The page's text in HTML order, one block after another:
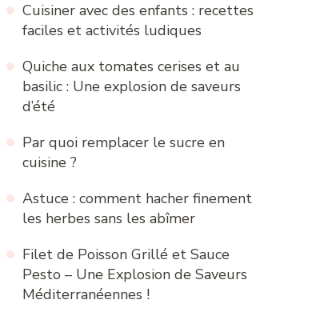
Cuisiner avec des enfants : recettes
faciles et activités ludiques
Quiche aux tomates cerises et au
basilic : Une explosion de saveurs
d’été
Par quoi remplacer le sucre en
cuisine ?
Astuce : comment hacher finement
les herbes sans les abîmer
Filet de Poisson Grillé et Sauce
Pesto – Une Explosion de Saveurs
Méditerranéennes !